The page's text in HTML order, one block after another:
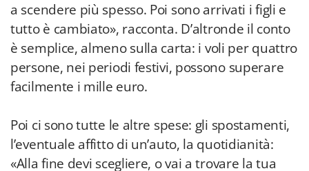
a scendere più spesso. Poi sono arrivati i figli e
tutto è cambiato», racconta. D’altronde il conto
è semplice, almeno sulla carta: i voli per quattro
persone, nei periodi festivi, possono superare
facilmente i mille euro.
Poi ci sono tutte le altre spese: gli spostamenti,
l’eventuale affitto di un’auto, la quotidianità:
«Alla fine devi scegliere, o vai a trovare la tua